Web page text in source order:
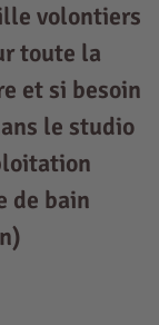
volontiers
toute la
et si besoin
le studio
de bain